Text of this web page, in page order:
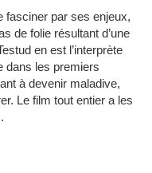
fasciner par ses enjeux,
de folie résultant d’une
en est l’interprète
dans les premiers
à devenir maladive,
Le film tout entier a les